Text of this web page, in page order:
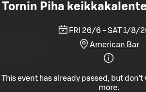
Tornin Piha
FRI 26/6 - SAT 1/8/
American Bar
This event has already passed, but
more.